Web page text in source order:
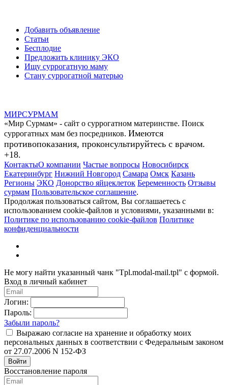
Добавить объявление
Статьи
Бесплодие
Предложить клинику ЭКО
Ищу суррогатную маму
Стану суррогатной матерью
МИРСУРМАМ
«Мир Сурмам» - сайт о суррогатном материнстве. Поиск
суррогатных мам без посредников. Имеются
противопоказания, проконсультируйтесь с врачом.
+18.
КонтактыО компании Частые вопросы Новосибирск
Екатеринбург Нижний Новгород Самара Омск Казань
Регионы ЭКО Донорство яйцеклеток Беременность Отзывы
сурмам Пользовательское соглашение.
Продолжая пользоваться сайтом, Вы соглашаетесь с
использованием cookie-файлов и условиями, указанными в:
Политике по использованию cookie-файлов Политике
конфиденциальности
Не могу найти указанный чанк "Tpl.modal-mail.tpl" с формой.
Вход в личный кабинет
Логин:
Пароль:
Забыли пароль?
Выражаю согласие на хранение и обработку моих
персональных данных в соответствии с Федеральным законом
от 27.07.2006 N 152-ФЗ
Войти
Восстановление пароля